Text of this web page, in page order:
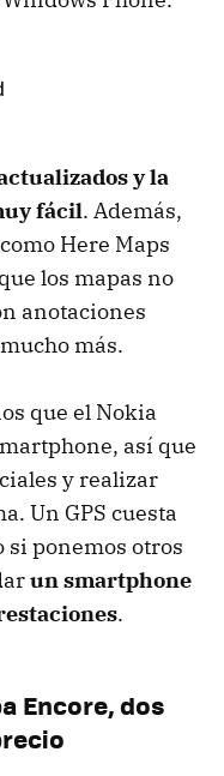
y la
fácil. Además,
Here Maps
los mapas no
anotaciones
más.
que el Nokia
así que
y realizar
Un GPS cuesta
si ponemos otros
un smartphone
.
Encore, dos